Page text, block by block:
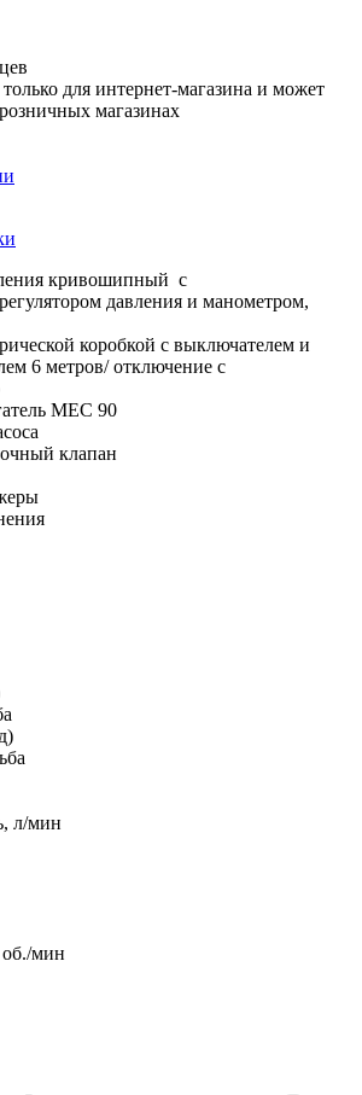
для интернет-магазина и может
магазинах
кривошипный с
давления и манометром,
коробкой с выключателем и
6 метров/ отключение с
MEC 90
клапан
л/мин
об./мин